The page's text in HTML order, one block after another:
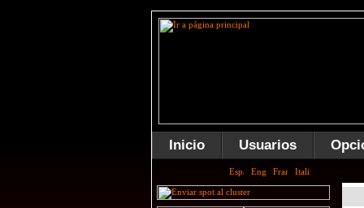
Inicio Usuarios